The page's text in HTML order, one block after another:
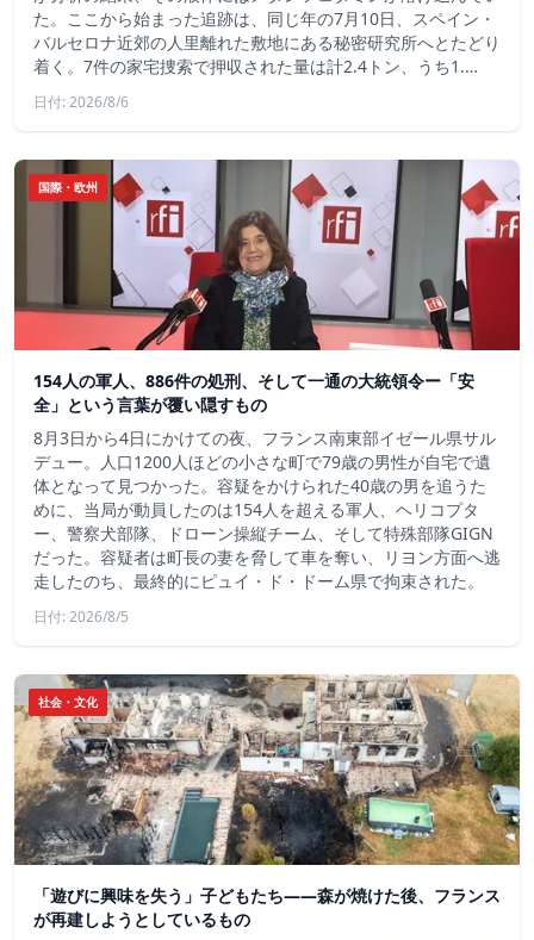
た。ここから始まった追跡は、同じ年の7月10日、スペイン・
バルセロナ近郊の人里離れた敷地にある秘密研究所へとたどり
着く。7件の家宅捜索で押収された量は計2.4トン、うち1.…
日付: 2026/8/6
国際・欧州
154人の軍人、886件の処刑、そして一通の大統領令ー「安
全」という言葉が覆い隠すもの
8月3日から4日にかけての夜、フランス南東部イゼール県サル
デュー。人口1200人ほどの小さな町で79歳の男性が自宅で遺
体となって見つかった。容疑をかけられた40歳の男を追うた
めに、当局が動員したのは154人を超える軍人、ヘリコプタ
ー、警察犬部隊、ドローン操縦チーム、そして特殊部隊GIGN
だった。容疑者は町長の妻を脅して車を奪い、リヨン方面へ逃
走したのち、最終的にピュイ・ド・ドーム県で拘束された。
日付: 2026/8/5
社会・文化
「遊びに興味を失う」子どもたち——森が焼けた後、フランス
が再建しようとしているもの